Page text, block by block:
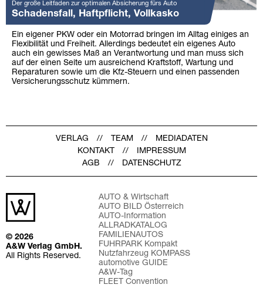
Der große Leitfaden zur optimalen Absicherung fürs Auto
Schadensfall, Haftpflicht, Vollkasko
Ein eigener PKW oder ein Motorrad bringen im Alltag einiges an
Flexibilität und Freiheit. Allerdings bedeutet ein eigenes Auto
auch ein gewisses Maß an Verantwortung und man muss sich
auf der einen Seite um ausreichend Kraftstoff, Wartung und
Reparaturen sowie um die Kfz-Steuern und einen passenden
Versicherungsschutz kümmern.
VERLAG TEAM
MEDIADATEN
KONTAKT
IMPRESSUM
AGB
DATENSCHUTZ
© 2026
A&W Verlag GmbH.
All Rights Reserved.
AUTO & Wirtschaft
AUTO BILD Österreich
AUTO-Information
ALLRADKATALOG
FAMILIENAUTOS
FUHRPARK Kompakt
Nutzfahrzeug KOMPASS
automotive GUIDE
A&W-Tag
FLEET Convention